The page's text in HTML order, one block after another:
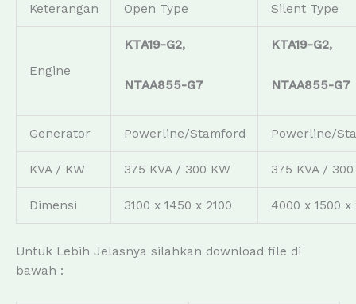
Keterangan Open Type Silent Type
Engine
KTA19-G2,
NTAA855-G7
KTA19-G2,
NTAA855-G7
Generator Powerline/Stamford Powerline/
KVA / KW 375 KVA / 300 KW 375 KVA / 300
Dimensi 3100 x 1450 x 2100 4000 x 1500 x
Untuk Lebih Jelasnya silahkan download file di
bawah :